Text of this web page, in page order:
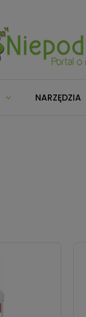
NARZĘDZIA